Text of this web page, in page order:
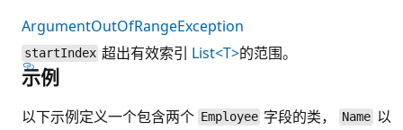
ArgumentOutOfRangeException
startIndex 超出有效索引 List<T>的范围。
示例
以下示例定义一个包含两个 Employee 字段的类， Name以